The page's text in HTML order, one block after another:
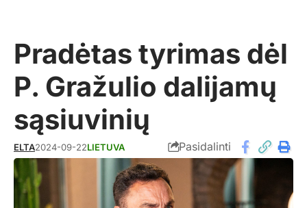
Pradėtas tyrimas dėl
P. Gražulio dalijamų
sąsiuvinių
ELTA2024-09-22LIETUVA Pasidalinti